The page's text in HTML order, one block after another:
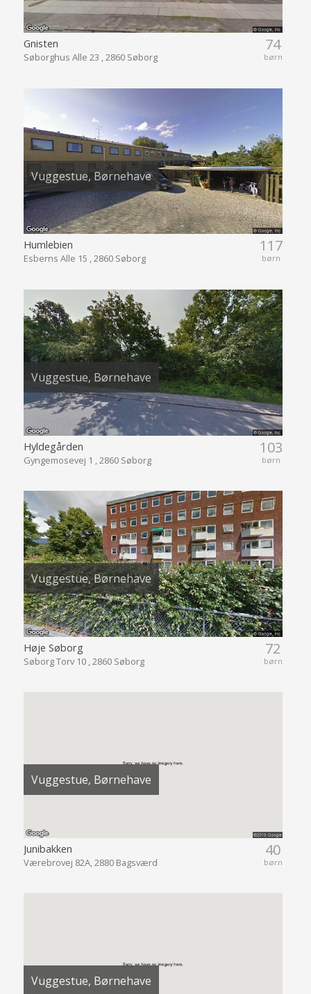
74
børn
Gnisten
Søborghus Alle 23 , 2860 Søborg
Vuggestue, Børnehave
117
børn
Humlebien
Esberns Alle 15 , 2860 Søborg
Vuggestue, Børnehave
103
børn
Hyldegården
Gyngemosevej 1 , 2860 Søborg
Vuggestue, Børnehave
72
børn
Høje Søborg
Søborg Torv 10 , 2860 Søborg
Vuggestue, Børnehave
40
børn
Junibakken
Værebrovej 82A, 2880 Bagsværd
Vuggestue, Børnehave